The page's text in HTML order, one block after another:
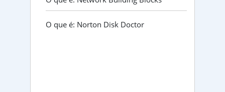
O que é: Norton Disk Doctor